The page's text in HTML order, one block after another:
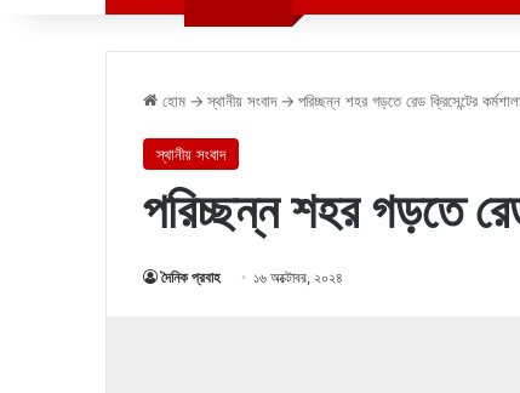
হোম → স্থানীয় সংবাদ → পরিচ্ছন্ন শহর গড়তে রেড ক্রিসেন্টের
স্থানীয় সংবাদ
পরিচ্ছন্ন শহর গড়তে
দৈনিক প্রবাহ ১৬ অক্টোবর, ২০২৪